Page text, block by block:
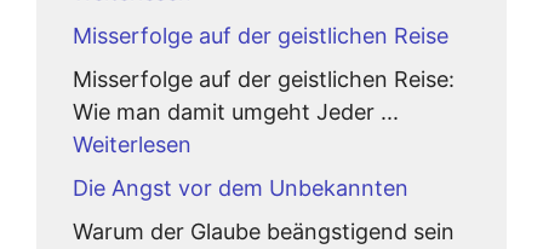
Misserfolge auf der geistlichen Reise
Misserfolge auf der geistlichen Reise:
Wie man damit umgeht Jeder ...
Weiterlesen
Die Angst vor dem Unbekannten
Warum der Glaube beängstigend sein